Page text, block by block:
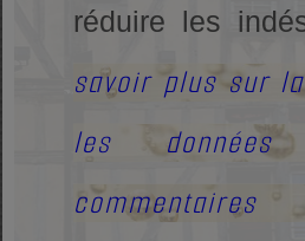
réduire les
savoir plus sur
les